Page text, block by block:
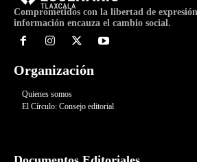
Comprometidos con la libertad de
información encauza el cambio social.
Organización
Quienes somos
El Círculo: Consejo editorial